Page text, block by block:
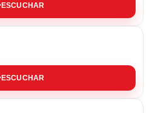
ESCUCHAR
ESCUCHAR